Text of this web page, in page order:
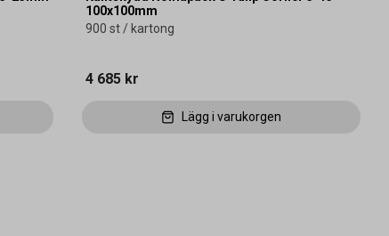
100x100mm
900 st / kartong
4 685 kr
Lägg i varukorgen